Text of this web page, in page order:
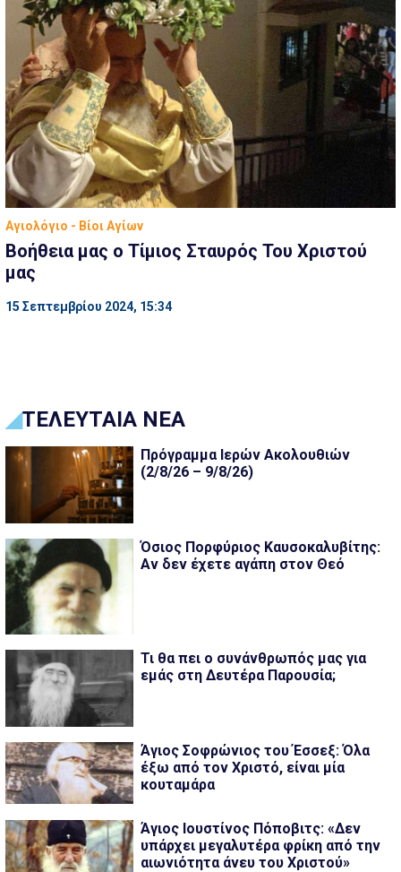
Αγιολόγιο - Βίοι Αγίων
Βοήθεια μας ο Τίμιος Σταυρός Του Χριστού
μας
15 Σεπτεμβρίου 2024, 15:34
ΤΕΛΕΥΤΑΙΑ ΝΕΑ
Πρόγραμμα Ιερών Ακολουθιών
(2/8/26 – 9/8/26)
Όσιος Πορφύριος Καυσοκαλυβίτης:
Αν δεν έχετε αγάπη στον Θεό
Τι θα πει ο συνάνθρωπός μας για
εμάς στη Δευτέρα Παρουσία;
Άγιος Σοφρώνιος του Έσσεξ: Όλα
έξω από τον Χριστό, είναι μία
κουταμάρα
Άγιος Ιουστίνος Πόποβιτς: «Δεν
υπάρχει μεγαλυτέρα φρίκη από την
αιωνιότητα άνευ του Χριστού»